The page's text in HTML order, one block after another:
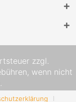
zzgl.
wenn nicht